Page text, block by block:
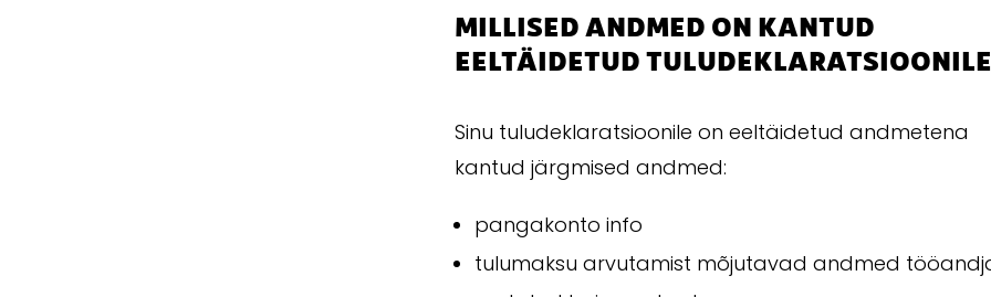
MILLISED ANDMED ON KANTUD
EELTÄIDETUD
Sinu tuludeklaratsioonile on eeltäidetud andmetena
kantud järgmised andmed:
pangakonto info
tulumaksu arvutamist mõjutavad andmed